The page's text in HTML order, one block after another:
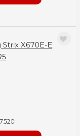
X670E-E